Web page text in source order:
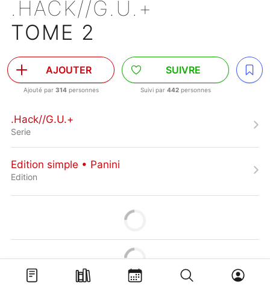
.HACK//G.U.+
TOME 2
AJOUTER
Ajouté par 314personnes
SUIVRE
Suivi par 442personnes
.Hack//G.U.+
Serie
Edition simple • Panini
Edition